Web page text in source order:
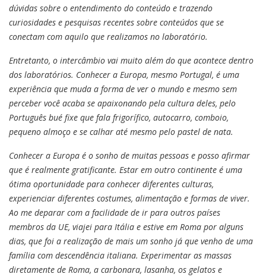
dúvidas sobre o entendimento do conteúdo e trazendo
curiosidades e pesquisas recentes sobre conteúdos que se
conectam com aquilo que realizamos no laboratório.
Entretanto, o intercâmbio vai muito além do que acontece dentro
dos laboratórios. Conhecer a Europa, mesmo Portugal, é uma
experiência que muda a forma de ver o mundo e mesmo sem
perceber você acaba se apaixonando pela cultura deles, pelo
Português bué fixe que fala frigorífico, autocarro, comboio,
pequeno almoço e se calhar até mesmo pelo pastel de nata.
Conhecer a Europa é o sonho de muitas pessoas e posso afirmar
que é realmente gratificante. Estar em outro continente é uma
ótima oportunidade para conhecer diferentes culturas,
experienciar diferentes costumes, alimentação e formas de viver.
Ao me deparar com a facilidade de ir para outros países
membros da UE, viajei para Itália e estive em Roma por alguns
dias, que foi a realização de mais um sonho já que venho de uma
família com descendência italiana. Experimentar as massas
diretamente de Roma, a carbonara, lasanha, os gelatos e